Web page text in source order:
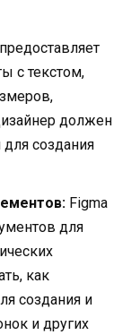
с текстом,
должен
создания
Figma
для
как
создания и
и других